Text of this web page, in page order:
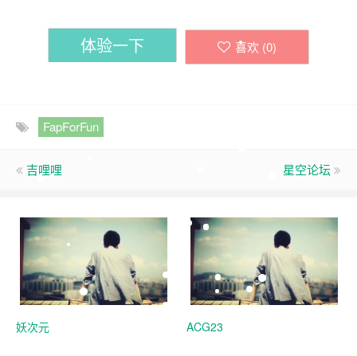
体验一下 喜欢 (0)
FapForFun
吉哩哩 星空论坛
妖次元 ACG23